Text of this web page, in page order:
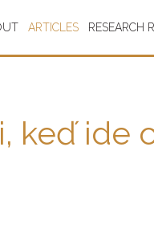
ARTICLES RESEARCH
keď ide